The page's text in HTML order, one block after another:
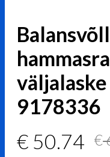
9178336
€
€ 50.74